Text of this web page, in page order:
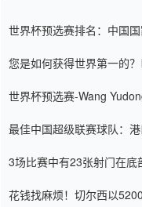
世界杯预选赛排名：中国
您是如何获得世界第一的
世界杯预选赛-Wang
最佳中国超级联赛球队：
3场比赛中有23张射门在
花钱找麻烦！切尔西以